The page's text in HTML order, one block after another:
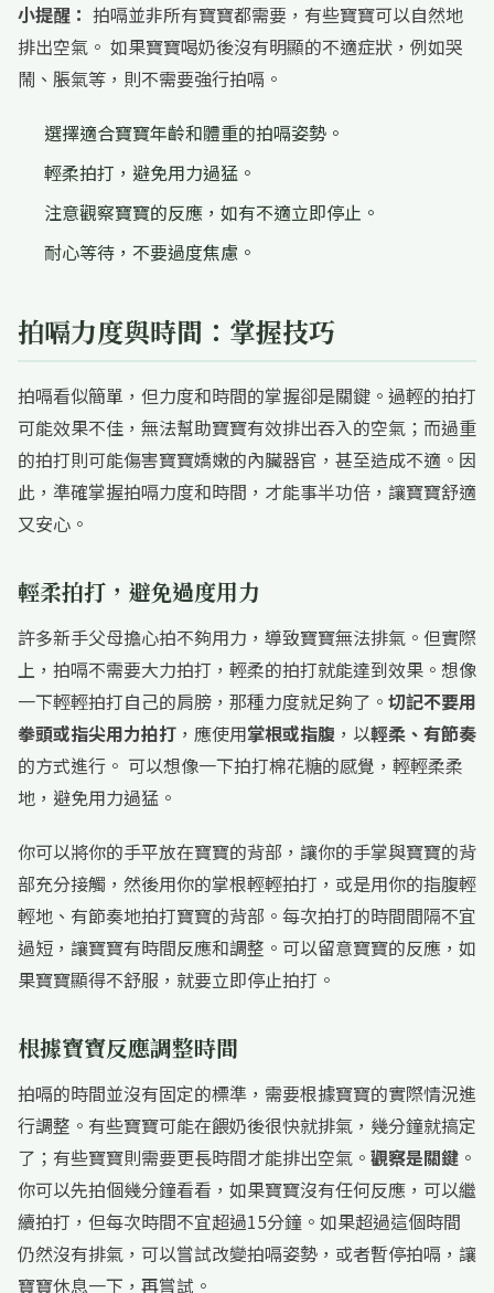
小提醒： 拍嗝並非所有寶寶都需要，有些寶寶可以自然地
排出空氣。 如果寶寶喝奶後沒有明顯的不適症狀，例如哭
鬧、脹氣等，則不需要強行拍嗝。
選擇適合寶寶年齡和體重的拍嗝姿勢。
輕柔拍打，避免用力過猛。
注意觀察寶寶的反應，如有不適立即停止。
耐心等待，不要過度焦慮。
拍嗝力度與時間：掌握技巧
拍嗝看似簡單，但力度和時間的掌握卻是關鍵。過輕的拍打
可能效果不佳，無法幫助寶寶有效排出吞入的空氣；而過重
的拍打則可能傷害寶寶嬌嫩的內臟器官，甚至造成不適。因
此，準確掌握拍嗝力度和時間，才能事半功倍，讓寶寶舒適
又安心。
輕柔拍打，避免過度用力
許多新手父母擔心拍不夠用力，導致寶寶無法排氣。但實際
上，拍嗝不需要大力拍打，輕柔的拍打就能達到效果。想像
一下輕輕拍打自己的肩膀，那種力度就足夠了。 切記不要用
拳頭或指尖用力拍打 ，應使用掌根或指腹 ，以輕柔、有節奏
的方式進行。 可以想像一下拍打棉花糖的感覺，輕輕柔柔
地，避免用力過猛。
你可以將你的手平放在寶寶的背部，讓你的手掌與寶寶的背
部充分接觸，然後用你的掌根輕輕拍打，或是用你的指腹輕
輕地、有節奏地拍打寶寶的背部。每次拍打的時間間隔不宜
過短，讓寶寶有時間反應和調整。可以留意寶寶的反應，如
果寶寶顯得不舒服，就要立即停止拍打。
根據寶寶反應調整時間
拍嗝的時間並沒有固定的標準，需要根據寶寶的實際情況進
行調整。有些寶寶可能在餵奶後很快就排氣，幾分鐘就搞定
了；有些寶寶則需要更長時間才能排出空氣。 觀察是關鍵 。
你可以先拍個幾分鐘看看，如果寶寶沒有任何反應，可以繼
續拍打，但每次時間不宜超過15分鐘。如果超過這個時間
仍然沒有排氣，可以嘗試改變拍嗝姿勢，或者暫停拍嗝，讓
寶寶休息一下，再嘗試。